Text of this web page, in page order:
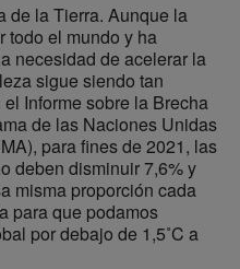
de la Tierra. Aunque la
todo el mundo y ha
necesidad de acelerar la
sigue siendo tan
Informe sobre la Brecha
de las Naciones Unidas
para fines de 2021, las
deben disminuir 7,6% y
misma proporción cada
para que podamos
por debajo de 1,5˚C a